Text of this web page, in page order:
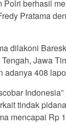
Polri berhasil
Pratama
dilakoni
Jawa
adanya 408
tindak
mencapai Rp